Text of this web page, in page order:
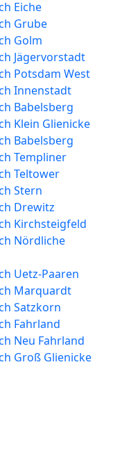
Eiche
Grube
Golm
Jägervorstadt
Potsdam West
Innenstadt
Babelsberg
Klein Glienicke
Babelsberg
Templiner
Teltower
Stern
Drewitz
Kirchsteigfeld
Nördliche
Uetz-Paaren
Marquardt
Satzkorn
Fahrland
Neu Fahrland
Groß Glienicke